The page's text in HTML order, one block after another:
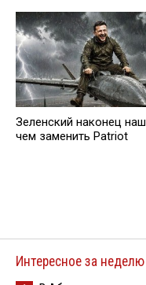
Зеленский наконец
чем заменить Patriot
Интересное за неделю